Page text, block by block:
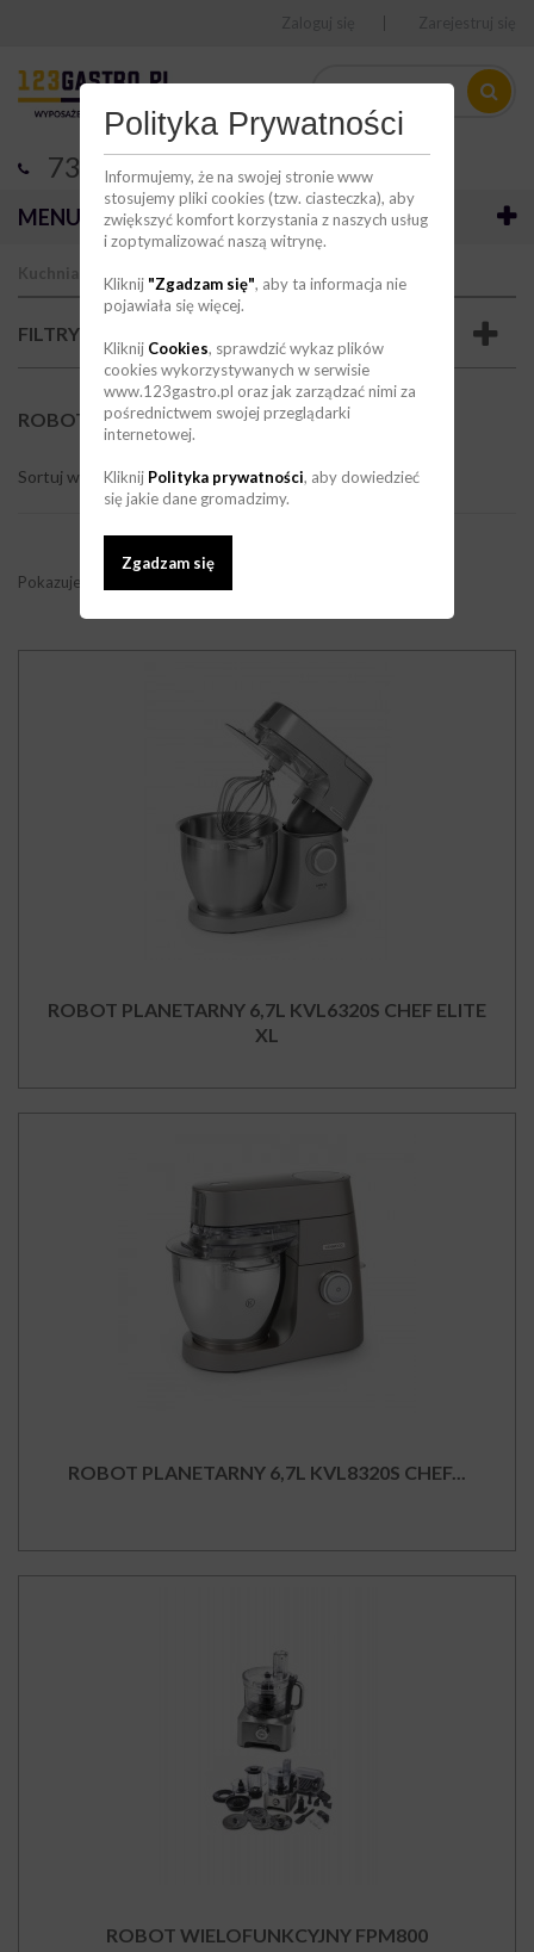
Polityka Prywatności
Informujemy, że na swojej stronie www
stosujemy pliki cookies (tzw. ciasteczka), aby
zwiększyć komfort korzystania z naszych usług
i zoptymalizować naszą witrynę.
Kliknij "Zgadzam się", aby ta informacja nie
pojawiała się więcej.
Kliknij Cookies, sprawdzić wykaz plików
cookies wykorzystywanych w serwisie
www.123gastro.pl oraz jak zarządzać nimi za
pośrednictwem swojej przeglądarki
internetowej.
Kliknij Polityka prywatności, aby dowiedzieć
się jakie dane gromadzimy.
Zgadzam się
736 123 123
MENU
FILTRY
ROBOTY WIELOFUNKCYJNE(6)
Sortuj wg --
Pokazuje 1 - 6 z 6 elementów
ROBOT PLANETARNY 6,7L KVL6320S CHEF ELITE
XL
ROBOT PLANETARNY 6,7L KVL8320S CHEF...
ROBOT WIELOFUNKCYJNY FPM800